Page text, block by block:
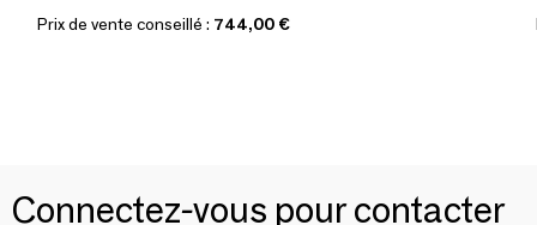
Prix de vente conseillé : 744,00 €
Connectez-vous pour contacter